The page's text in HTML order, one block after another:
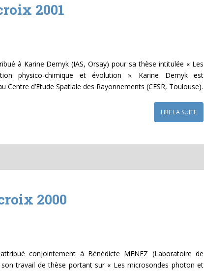
2001
à Karine Demyk (IAS, Orsay) pour sa thèse intitulée « Les
physico-chimique et évolution ». Karine Demyk est
Centre d’Etude Spatiale des Rayonnements (CESR, Toulouse).
LIRE LA SUITE
2000
conjointement à Bénédicte MENEZ (Laboratoire de
travail de thèse portant sur « Les microsondes photon et